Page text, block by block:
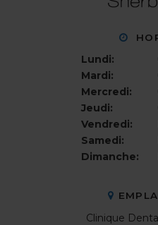
Lundi:
Mardi:
Mercredi:
Jeudi:
Vendredi:
Samedi:
Dimanche:
Clinique